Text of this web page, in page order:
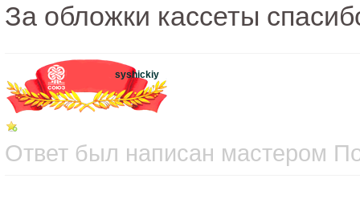
За обложки кассеты
syshickiy
Ответ был написан мастером